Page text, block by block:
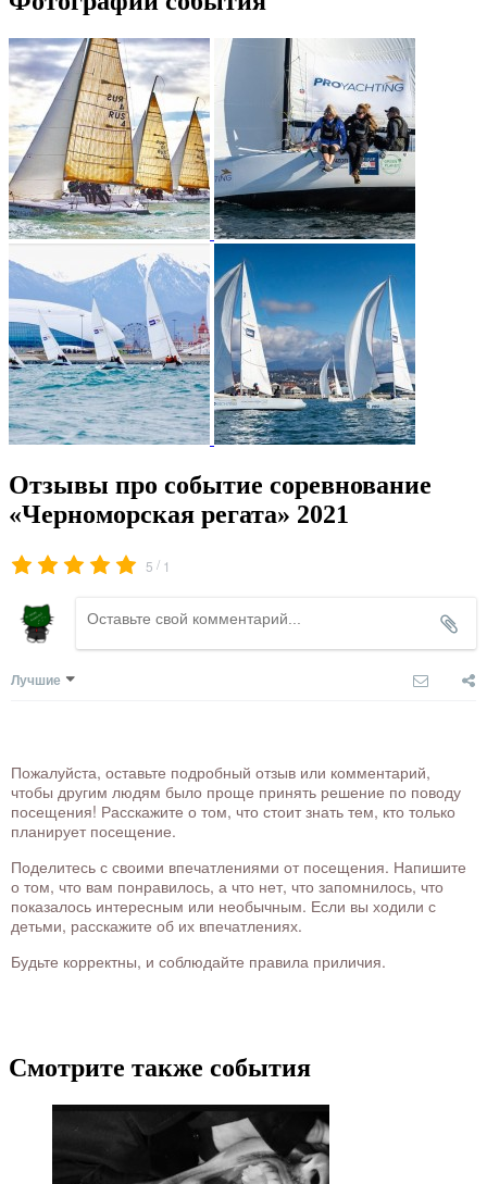
Отзывы про событие соревнование
«Черноморская регата» 2021
5 / 1
Лучшие
Пожалуйста, оставьте подробный отзыв или комментарий,
чтобы другим людям было проще принять решение по поводу
посещения! Расскажите о том, что стоит знать тем, кто только
планирует посещение.
Поделитесь с своими впечатлениями от посещения. Напишите
о том, что вам понравилось, а что нет, что запомнилось, что
показалось интересным или необычным. Если вы ходили с
детьми, расскажите об их впечатлениях.
Будьте корректны, и соблюдайте правила приличия.
Смотрите также события